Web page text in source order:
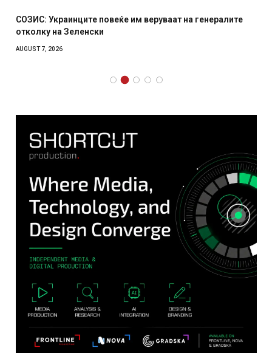
СОЗИС: Украинците повеќе им веруваат на генералите
отколку на Зеленски
AUGUST 7, 2026